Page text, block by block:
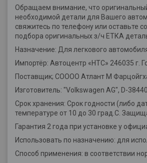
Обращаем внимание, что
необходимой детали для Вашего
свяжитесь по телефону или оставьте
подбора оригинальных з/ч ЕТКА
Назначение: Для легкового
Импортёр: Автоцентр «НТС» 246035 г.
Поставщик; СОООО Атлант М
Изготовитель: "Volkswagen AG", D-
Срок хранения: Срок годности (либо
температуре от 10 до 30 град.С.
Гарантия 2 года при установке у
Использовать по назначению: для
Способ применения: в соответствии